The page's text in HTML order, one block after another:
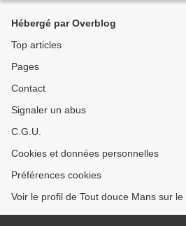
Hébergé par Overblog
Top articles
Pages
Contact
Signaler un abus
C.G.U.
Cookies et données personnelles
Préférences cookies
Voir le profil de Tout douce Mans sur